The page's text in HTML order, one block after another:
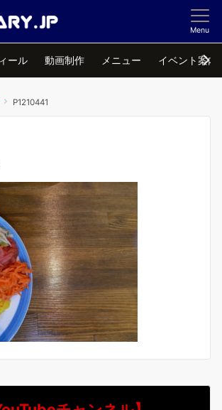
Menu
ール 動画制作 メニュー イベント案内
P1210441